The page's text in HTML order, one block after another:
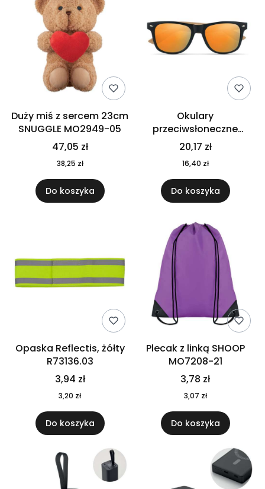
Duży miś z sercem 23cm
SNUGGLE MO2949-05
47,05 zł
38,25 zł
Do koszyka
Okulary
przeciwsłoneczne
CALIFORNIA TOUCH
MO9617-10
20,17 zł
16,40 zł
Do koszyka
Opaska Reflectis, żółty
R73136.03
3,94 zł
3,20 zł
Do koszyka
Plecak z linką SHOOP
MO7208-21
3,78 zł
3,07 zł
Do koszyka